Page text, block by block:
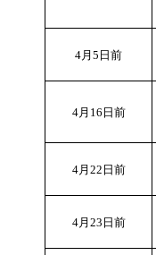
4 月 5 日前
4月 16 日前
4月 22 日前
4月 23 日前